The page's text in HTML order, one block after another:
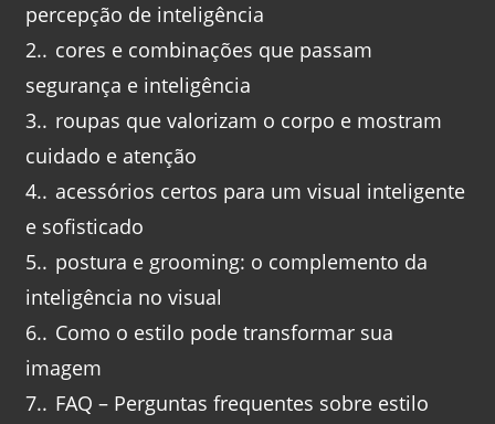
percepção de inteligência
2. cores e combinações que passam
segurança e inteligência
3. roupas que valorizam o corpo e mostram
cuidado e atenção
4. acessórios certos para um visual inteligente
e sofisticado
5. postura e grooming: o complemento da
inteligência no visual
6. Como o estilo pode transformar sua
imagem
7. FAQ – Perguntas frequentes sobre estilo